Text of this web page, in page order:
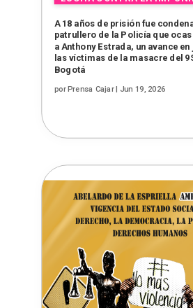
A 18 años de prisión fue
patrullero de la Policía que
a Anthony Estrada, un avance
las víctimas de la masacre del
Bogotá
porPrensa Cajar| Jun 19, 2026